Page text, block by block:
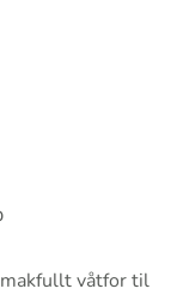
våtfor til